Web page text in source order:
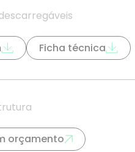
Ficha técnica
orçamento